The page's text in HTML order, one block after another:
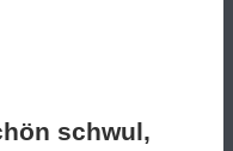
schwul,